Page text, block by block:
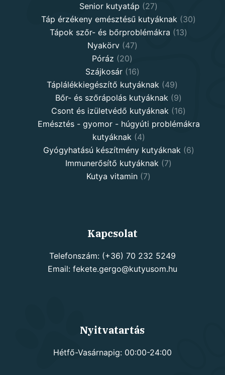
Senior kutyatáp 2727
products
Táp érzékeny emésztésű kutyáknak 3030
Tápok szőr- és bőrproblémákra 1313
Nyakörv 4747
Póráz 2020
products
Szájkosár 1616
products
Táplálékkiegészítő kutyáknak 4949
products
Bőr- és szőrápolás kutyáknak 99
products
Csont és izületvédő kutyáknak 1616
products
Emésztés - gyomor - húgyúti problémákra
kutyáknak
44
products
Gyógyhatású készítmény kutyáknak 66
Immunerősítő kutyáknak 77
Kutya vitamin 77
Kapcsolat
Telefonszám: (+36) 70 232 5249
Email: fekete.gergo@kutyusom.hu
Nyitvatartás
Hétfő-Vasárnapig: 00:00-24:00